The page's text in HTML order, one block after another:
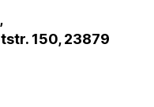
150, 23879